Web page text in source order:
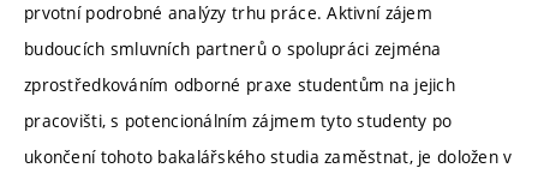
prvotní podrobné analýzy trhu práce. Aktivní zájem
budoucích smluvních partnerů o spolupráci zejména
zprostředkováním odborné praxe studentům na jejich
pracovišti, s potencionálním zájmem tyto studenty po
ukončení tohoto bakalářského studia zaměstnat, je doložen v